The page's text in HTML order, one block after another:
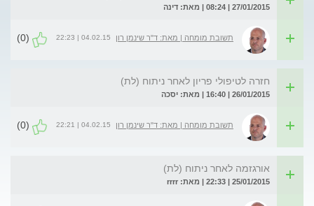
27/01/2015 | 08:24 | מאת: דינה
תשובת מומחה | מאת: ד"ר שינמן רון 04.02.15 | 22:23
(0)
חזרה לטיפולי פריון לאחר ניתוח (לת)
26/01/2015 | 16:40 | מאת: יסכה
תשובת מומחה | מאת: ד"ר שינמן רון 04.02.15 | 22:21
(0)
אורגזמה לאחר ניתוח (לת)
25/01/2015 | 22:33 | מאת: rrrr